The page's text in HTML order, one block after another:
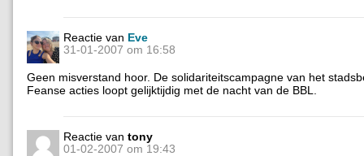
Reactie van Eve
31-01-2007 om 16:58
Geen misverstand hoor. De solidariteitscampagne van het
Feanse acties loopt gelijktijdig met de nacht van de BBL.
Reactie van tony
01-02-2007 om 19:43